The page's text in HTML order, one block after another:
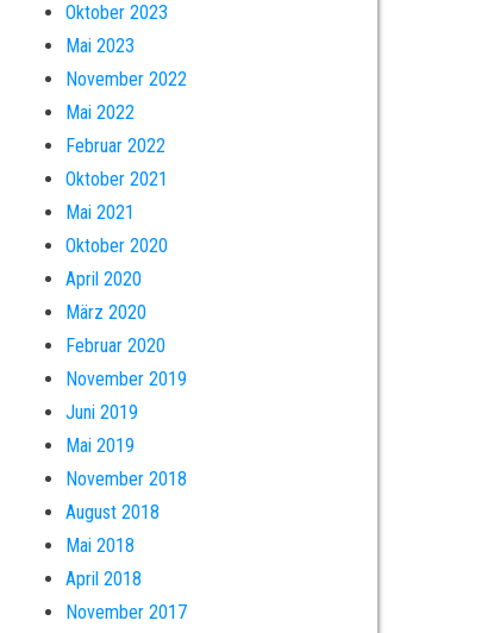
Oktober 2023
Mai 2023
November 2022
Mai 2022
Februar 2022
Oktober 2021
Mai 2021
Oktober 2020
April 2020
März 2020
Februar 2020
November 2019
Juni 2019
Mai 2019
November 2018
August 2018
Mai 2018
April 2018
November 2017